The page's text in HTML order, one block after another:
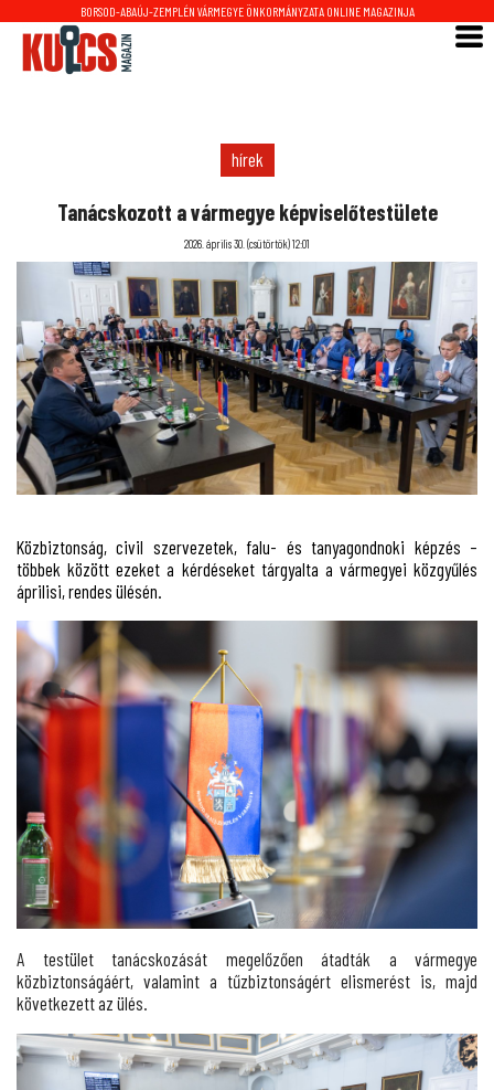
BORSOD-ABAÚJ-ZEMPLÉN VÁRMEGYE ÖNKORMÁNYZATA ONLINE MAGAZINJA
hírek
Tanácskozott a vármegye képviselőtestülete
2026. április 30. (csütörtök) 12:01
Közbiztonság, civil szervezetek, falu- és tanyagondnoki képzés –
többek között ezeket a kérdéseket tárgyalta a vármegyei közgyűlés
áprilisi, rendes ülésén.
A testület tanácskozását megelőzően átadták a vármegye
közbiztonságáért, valamint a tűzbiztonságért elismerést is, majd
következett az ülés.